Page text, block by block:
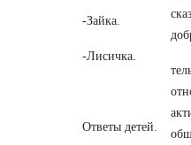
-Зайка.
-Лисичка.
Ответы детей.